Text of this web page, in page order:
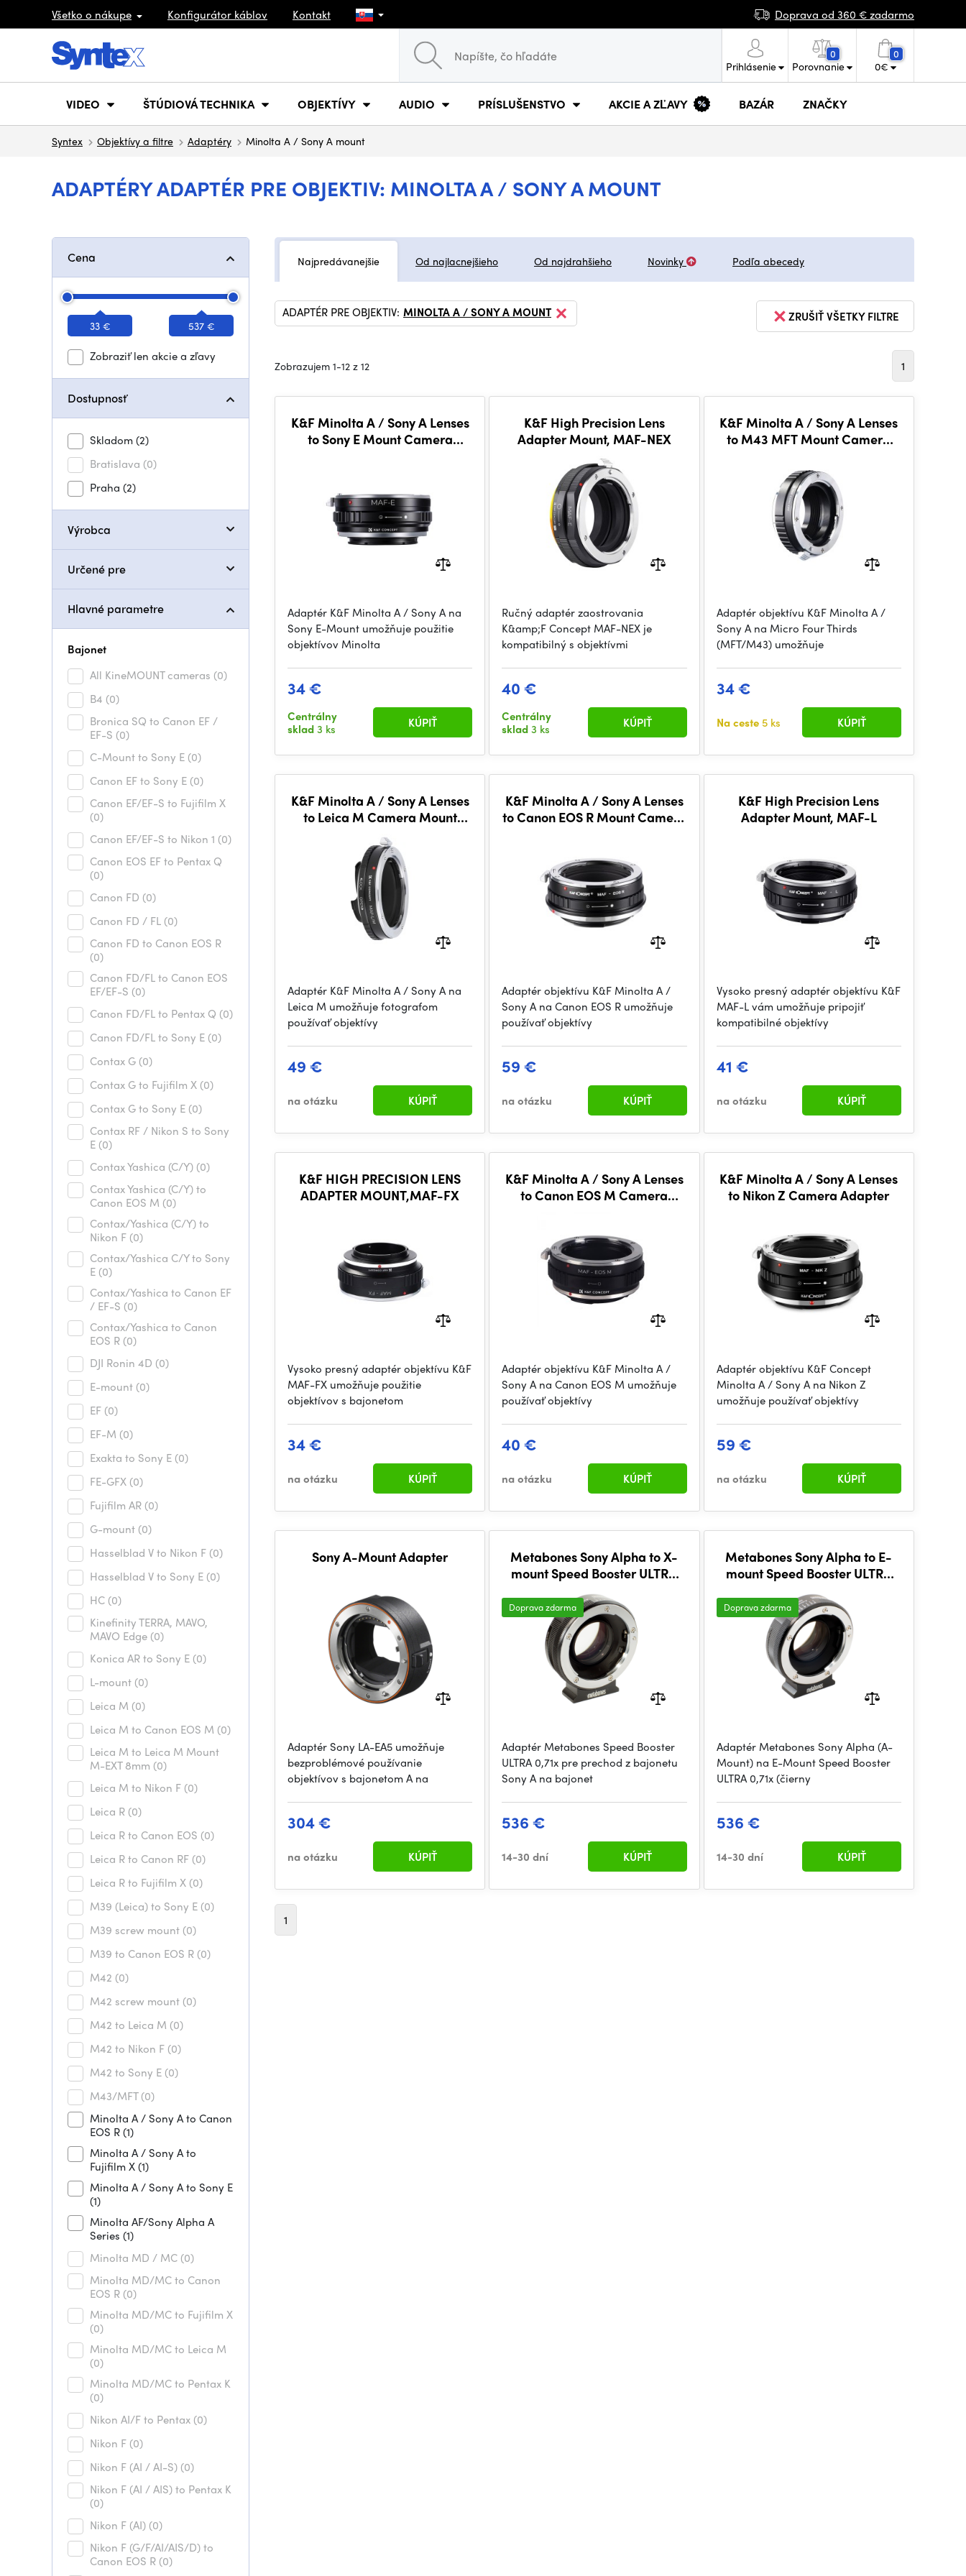
Všetko o nákupe Konfigurátor káblov Kontakt Doprava od 360 € zadarmo
Prihlásenie
0
Porovnanie
0
0€
VIDEO ŠTÚDIOVÁ TECHNIKA OBJEKTÍVY AUDIO PRÍSLUŠENSTVO AKCIE A ZĽAVY BAZÁR ZNAČKY
Syntex Objektívy a filtre Adaptéry Minolta A / Sony A mount
ADAPTÉRY ADAPTÉR PRE OBJEKTIV: MINOLTA A / SONY A MOUNT
Cena
33 € 537 €
Zobraziť len akcie a zľavy
Dostupnosť
Skladom(2)
Bratislava (0)
Praha (2)
Výrobca
Určené pre
Hlavné parametre
Bajonet
All KineMOUNT cameras (0)
B4 (0)
Bronica SQ to Canon EF /
EF-S (0)
C-Mount to Sony E (0)
Canon EF to Sony E (0)
Canon EF/EF-S to Fujifilm X
(0)
Canon EF/EF-S to Nikon 1 (0)
Canon EOS EF to Pentax Q
(0)
Canon FD (0)
Canon FD / FL (0)
Canon FD to Canon EOS R
(0)
Canon FD/FL to Canon EOS
EF/EF-S (0)
Canon FD/FL to Pentax Q (0)
Canon FD/FL to Sony E (0)
Contax G (0)
Contax G to Fujifilm X (0)
Contax G to Sony E (0)
Contax RF / Nikon S to Sony
E (0)
Contax Yashica (C/Y) (0)
Contax Yashica (C/Y) to
Canon EOS M (0)
Contax/Yashica (C/Y) to
Nikon F (0)
Contax/Yashica C/Y to Sony
E (0)
Contax/Yashica to Canon EF
/ EF-S (0)
Contax/Yashica to Canon
EOS R (0)
DJI Ronin 4D (0)
E-mount (0)
EF (0)
EF-M (0)
Exakta to Sony E (0)
FE-GFX (0)
Fujifilm AR (0)
G-mount (0)
Hasselblad V to Nikon F (0)
Hasselblad V to Sony E (0)
HC (0)
Kinefinity TERRA, MAVO,
MAVO Edge (0)
Konica AR to Sony E (0)
L-mount (0)
Leica M (0)
Leica M to Canon EOS M (0)
Leica M to Leica M Mount
M-EXT 8mm (0)
Leica M to Nikon F (0)
Leica R (0)
Leica R to Canon EOS (0)
Leica R to Canon RF (0)
Leica R to Fujifilm X (0)
M39 (Leica) to Sony E (0)
M39 screw mount (0)
M39 to Canon EOS R (0)
M42 (0)
M42 screw mount (0)
M42 to Leica M (0)
M42 to Nikon F (0)
M42 to Sony E (0)
M43/MFT(0)
Minolta A / Sony A to Canon
EOS R(1)
Minolta A / Sony A to
Fujifilm X(1)
Minolta A / Sony A to Sony E
(1)
Minolta AF/Sony Alpha A
Series (1)
Minolta MD / MC (0)
Minolta MD/MC to Canon
EOS R (0)
Minolta MD/MC to Fujifilm X
(0)
Minolta MD/MC to Leica M
(0)
Minolta MD/MC to Pentax K
(0)
Nikon AI/F to Pentax (0)
Nikon F (0)
Nikon F (AI / AI-S) (0)
Nikon F (AI / AIS) to Pentax K
(0)
Nikon F (AI) (0)
Nikon F (G/F/AI/AIS/D) to
Canon EOS R (0)
Najpredávanejšie Od najlacnejšieho Od najdrahšieho Novinky Podľa abecedy
ZRUŠIŤ VŠETKY FILTRE
ADAPTÉR PRE OBJEKTIV: MINOLTA A / SONY A MOUNT
Zobrazujem 1-12 z 12 1
K&F Minolta A / Sony A Lenses
to Sony E Mount Camera
Adaptér K&F Minolta A / Sony A na
Sony E-Mount umožňuje použitie
objektívov Minolta
34 €
Centrálny
sklad3 ks KÚPIŤ
K&F High Precision Lens
Adapter Mount, MAF-NEX
Ručný adaptér zaostrovania
K&amp;F Concept MAF-NEX je
kompatibilný s objektívmi
40 €
Centrálny
sklad3 ks KÚPIŤ
K&F Minolta A / Sony A Lenses
to M43 MFT Mount Camera
Adaptér objektívu K&F Minolta A /
Sony A na Micro Four Thirds
(MFT/M43) umožňuje
34 €
Na ceste 5 ks KÚPIŤ
K&F Minolta A / Sony A Lenses
to Leica M Camera Mount
Adapter
Adaptér K&F Minolta A / Sony A na
Leica M umožňuje fotografom
používať objektívy
49 €
na otázku KÚPIŤ
K&F Minolta A / Sony A Lenses
to Canon EOS R Mount Camera
Adaptér objektívu K&F Minolta A /
Sony A na Canon EOS R umožňuje
používať objektívy
59 €
na otázku KÚPIŤ
K&F High Precision Lens
Adapter Mount, MAF-L
Vysoko presný adaptér objektívu K&F
MAF-L vám umožňuje pripojiť
kompatibilné objektívy
41 €
na otázku KÚPIŤ
K&F HIGH PRECISION LENS
ADAPTER MOUNT,MAF-FX
Vysoko presný adaptér objektívu K&F
MAF-FX umožňuje použitie
objektívov s bajonetom
34 €
na otázku KÚPIŤ
K&F Minolta A / Sony A Lenses
to Canon EOS M Camera
Adaptér objektívu K&F Minolta A /
Sony A na Canon EOS M umožňuje
používať objektívy
40 €
na otázku KÚPIŤ
K&F Minolta A / Sony A Lenses
to Nikon Z Camera Adapter
Adaptér objektívu K&F Concept
Minolta A / Sony A na Nikon Z
umožňuje používať objektívy
59 €
na otázku KÚPIŤ
Sony A-Mount Adapter
Adaptér Sony LA-EA5 umožňuje
bezproblémové používanie
objektívov s bajonetom A na
304 €
na otázku KÚPIŤ
Metabones Sony Alpha to X-
mount Speed Booster ULTRA
0.71x (Black Matt)
Doprava zdarma
Adaptér Metabones Speed Booster
ULTRA 0,71x pre prechod z bajonetu
Sony A na bajonet
536 €
14-30 dní KÚPIŤ
Metabones Sony Alpha to E-
mount Speed Booster ULTRA
0.71x (Black Matt)
Doprava zdarma
Adaptér Metabones Sony Alpha (A-
Mount) na E-Mount Speed Booster
ULTRA 0,71x (čierny
536 €
14-30 dní KÚPIŤ
1